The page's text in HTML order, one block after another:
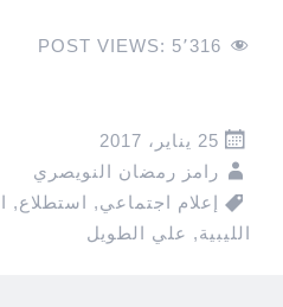
POST VIEWS: 5٬316
25 يناير، 2017
رامز رمضان النويصري
إعلام اجتماعي, استطلاع,
الليبية, علي الطويل